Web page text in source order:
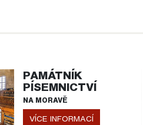
PAMÁTNÍK
PÍSEMNICTVÍ
NA MORAVĚ
VÍCE INFORMACÍ